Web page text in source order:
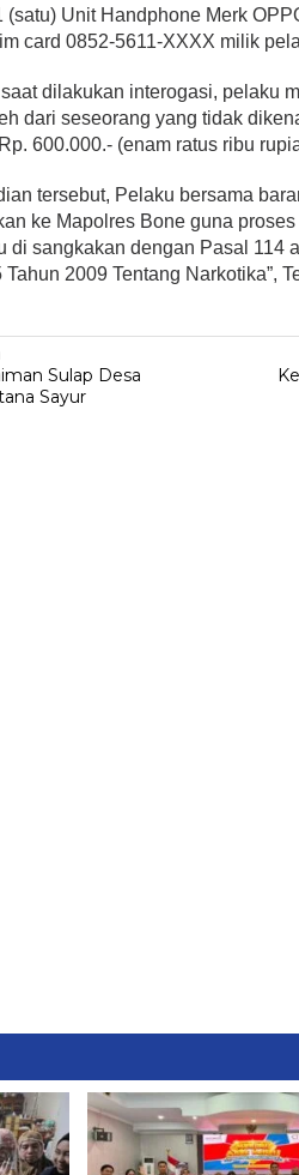
(satu) Unit Handphone Merk
card 0852-5611-XXXX milik
dilakukan interogasi, pelaku
dari seseorang yang tidak
600.000.- (enam ratus ribu
tersebut, Pelaku bersama
ke Mapolres Bone guna
di sangkakan dengan Pasal 114
2009 Tentang Narkotika”,
Sulap Desa
Sayur